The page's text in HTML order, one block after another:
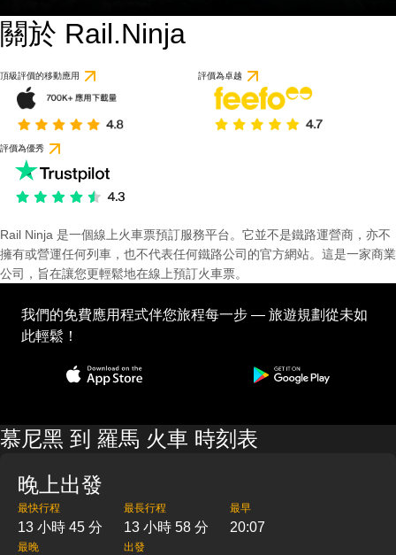
關於 Rail.Ninja
頂級評價的移動應用 評價為卓越
評價為優秀
Rail Ninja 是一個線上火車票預訂服務平台。它並不是鐵路運營商，亦不
擁有或營運任何列車，也不代表任何鐵路公司的官方網站。這是一家商業
公司，旨在讓您更輕鬆地在線上預訂火車票。
我們的免費應用程式伴您旅程每一步 — 旅遊規劃從未如
此輕鬆！
慕尼黑 到 羅馬 火車 時刻表
晚上出發
最快行程
13 小時 45 分
最長行程
13 小時 58 分
最早
20:07
最晚 出發